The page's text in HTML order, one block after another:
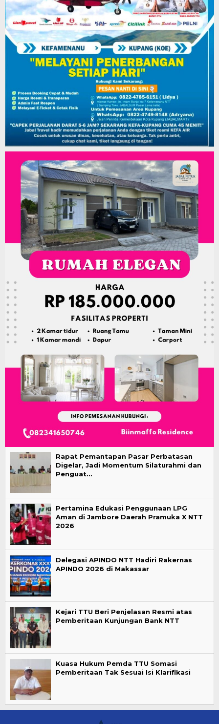
Rapat Pemantapan Pasar Perbatasan
Digelar, Jadi Momentum Silaturahmi dan
Penguat…
Pertamina Edukasi Penggunaan LPG
Aman di Jambore Daerah Pramuka X NTT
2026
Delegasi APINDO NTT Hadiri Rakernas
APINDO 2026 di Makassar
Kejari TTU Beri Penjelasan Resmi atas
Pemberitaan Kunjungan Bank NTT
Kuasa Hukum Pemda TTU Somasi
Pemberitaan Tak Sesuai Isi Klarifikasi